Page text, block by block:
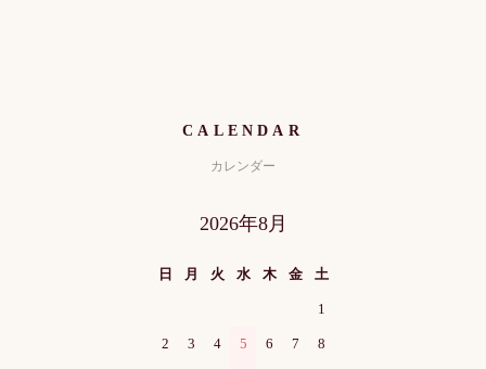
CALENDAR
カレンダー
2026年8月
日 月 火 水 木 金 土
1
2 3 4 5 6 7 8